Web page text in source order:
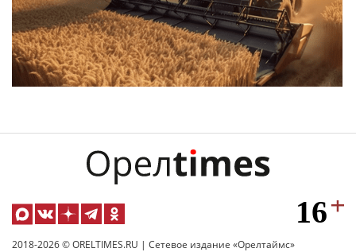
2018-2026 © ORELTIMES.RU | Сетевое издание «Орелтаймс»